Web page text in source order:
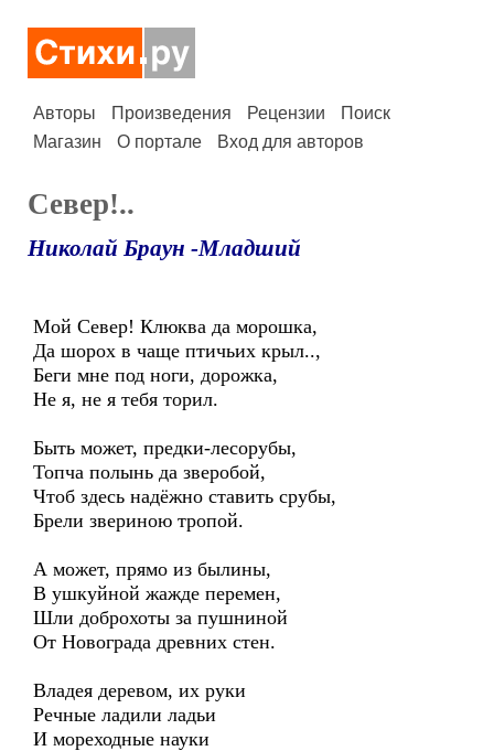
Авторы Произведения Рецензии
Поиск
Магазин
О портале Вход для авторов
Север!..
Николай Браун -Младший
Мой Север! Клюква да морошка,
Да шорох в чаще птичьих крыл..,
Беги мне под ноги, дорожка,
Не я, не я тебя торил.
Быть может, предки-лесорубы,
Топча полынь да зверобой,
Чтоб здесь надёжно ставить срубы,
Брели звериною тропой.
А может, прямо из былины,
В ушкуйной жажде перемен,
Шли доброхоты за пушниной
От Новограда древних стен.
Владея деревом, их руки
Речные ладили ладьи
И мореходные науки